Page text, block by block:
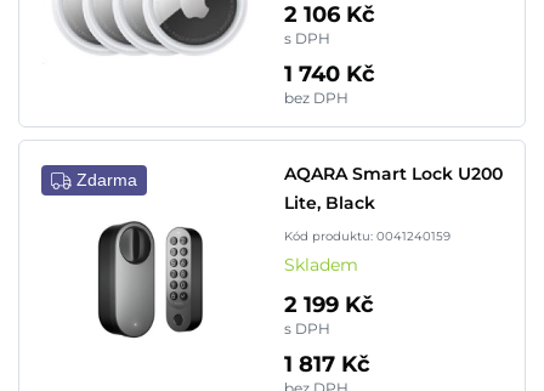
2 106 Kč
s DPH
1 740 Kč
bez DPH
Zdarma
AQARA Smart Lock U200
Lite, Black
Kód produktu: 0041240159
Skladem
2 199 Kč
s DPH
1 817 Kč